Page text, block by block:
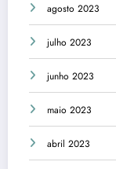
agosto 2023
julho 2023
junho 2023
maio 2023
abril 2023